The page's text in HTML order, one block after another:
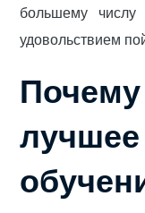
большему
удовольствием